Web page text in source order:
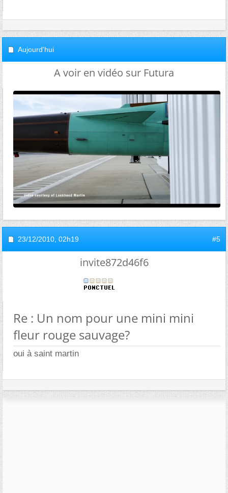
Aujourd'hui
A voir en vidéo sur Futura
23/12/2010, 02h19 #5
invite872d46f6
Re : Un nom pour une mini mini
fleur rouge sauvage?
oui à saint martin